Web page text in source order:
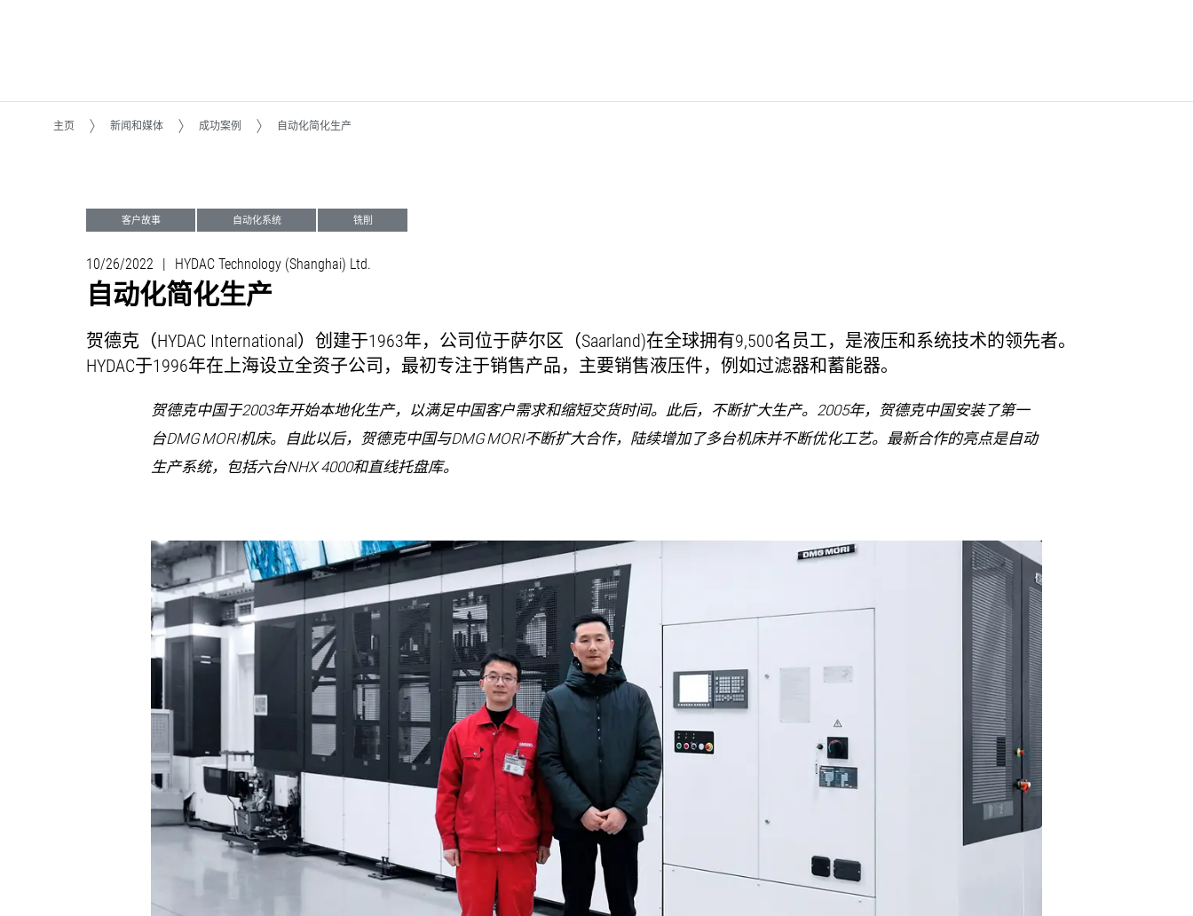
主页 新闻和媒体 成功案例 自动化简化生产
客户故事 自动化系统 铣削
10/26/2022 | HYDAC Technology (Shanghai) Ltd.
自动化简化生产
贺德克（HYDAC International）创建于1963年，公司位于萨尔区（Saarland)在全球拥有9,500名员工，是液压和系统技术的领先者。
HYDAC于1996年在上海设立全资子公司，最初专注于销售产品，主要销售液压件，例如过滤器和蓄能器。
贺德克中国于2003年开始本地化生产，以满足中国客户需求和缩短交货时间。此后，不断扩大生产。2005年，贺德克中国安装了第一
台DMG MORI机床。自此以后，贺德克中国与DMG MORI不断扩大合作，陆续增加了多台机床并不断优化工艺。最新合作的亮点是自动
生产系统，包括六台NHX 4000和直线托盘库。